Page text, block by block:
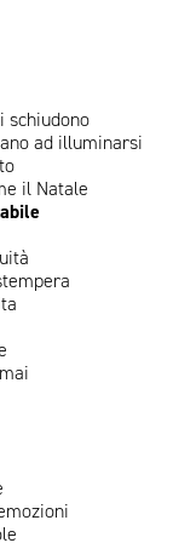
schiudono
ad illuminarsi
il Natale